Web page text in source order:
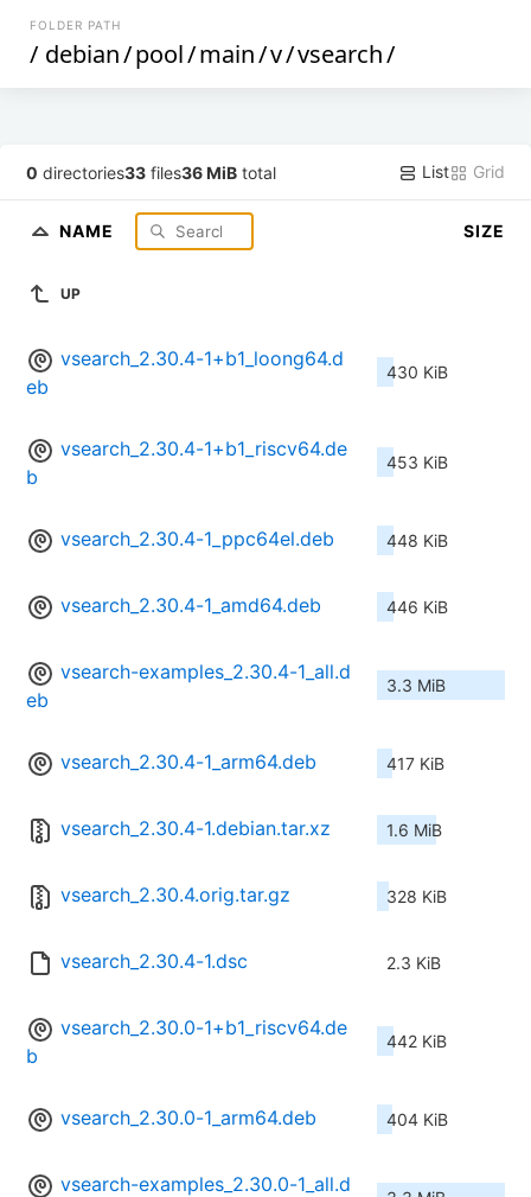
FOLDER PATH
/ debian/pool/main/v/vsearch/
0 directories33 files36 MiB total List Grid
NAME SIZE
UP
vsearch_2.30.4-1+b1_loong64.d
eb
430 KiB
vsearch_2.30.4-1+b1_riscv64.de
b
453 KiB
vsearch_2.30.4-1_ppc64el.deb 448 KiB
vsearch_2.30.4-1_amd64.deb 446 KiB
vsearch-examples_2.30.4-1_all.d
eb
3.3 MiB
vsearch_2.30.4-1_arm64.deb 417 KiB
vsearch_2.30.4-1.debian.tar.xz 1.6 MiB
vsearch_2.30.4.orig.tar.gz 328 KiB
vsearch_2.30.4-1.dsc 2.3 KiB
vsearch_2.30.0-1+b1_riscv64.de
b
442 KiB
vsearch_2.30.0-1_arm64.deb 404 KiB
vsearch-examples_2.30.0-1_all.d